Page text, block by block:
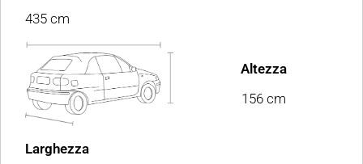
435 cm
Altezza
156 cm
Larghezza